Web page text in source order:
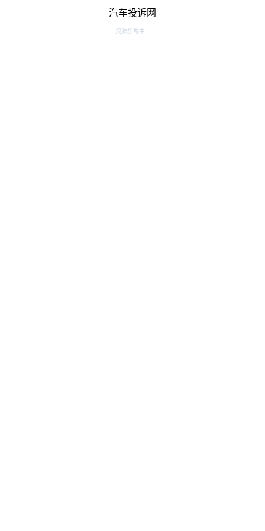
汽车投诉网
资源加载中...